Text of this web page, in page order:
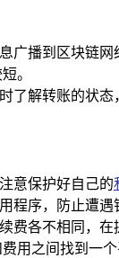
广播到区块链
。
了解转账的状
意保护好自己的
程序，防止遭
费各不相同，
用之间找到一个